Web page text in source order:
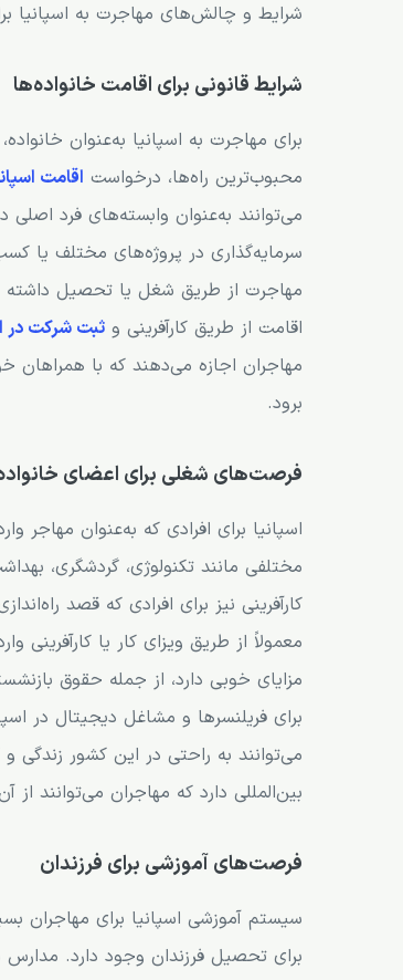
خدمات بهداشتی و رفاهی برای
چالش‌های اجتماعی و فرهنگی برای
هزینه‌های زندگی برای خانواده‌ها
نکات مهم برای زندگی در اسپانیا
شرایط و چالش‌های مهاجرت به اسپانیا
شرایط قانونی برای اقامت خانواده‌ها
برای مهاجرت به اسپانیا به‌عنوان
محبوب‌ترین راه‌ها، درخواست اقامت
می‌توانند به‌عنوان وابسته‌های فرد
سرمایه‌گذاری در پروژه‌های مختلف یا
مهاجرت از طریق شغل یا تحصیل داشته
اقامت از طریق کارآفرینی و ثبت شرکت در
مهاجران اجازه می‌دهند که با همراهان
برود.
فرصت‌های شغلی برای اعضای
اسپانیا برای افرادی که به‌عنوان
مختلفی مانند تکنولوژی، گردشگری،
کارآفرینی نیز برای افرادی که قصد
معمولاً از طریق ویزای کار یا کارآفرینی
مزایای خوبی دارد، از جمله حقوق
برای فریلنسرها و مشاغل دیجیتال در
می‌توانند به راحتی در این کشور زندگی
بین‌المللی دارد که مهاجران می‌توانند از
فرصت‌های آموزشی برای فرزندان
سیستم آموزشی اسپانیا برای مهاجران
برای تحصیل فرزندان وجود دارد. مدارس